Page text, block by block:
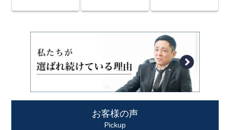
お客様の声
Pickup